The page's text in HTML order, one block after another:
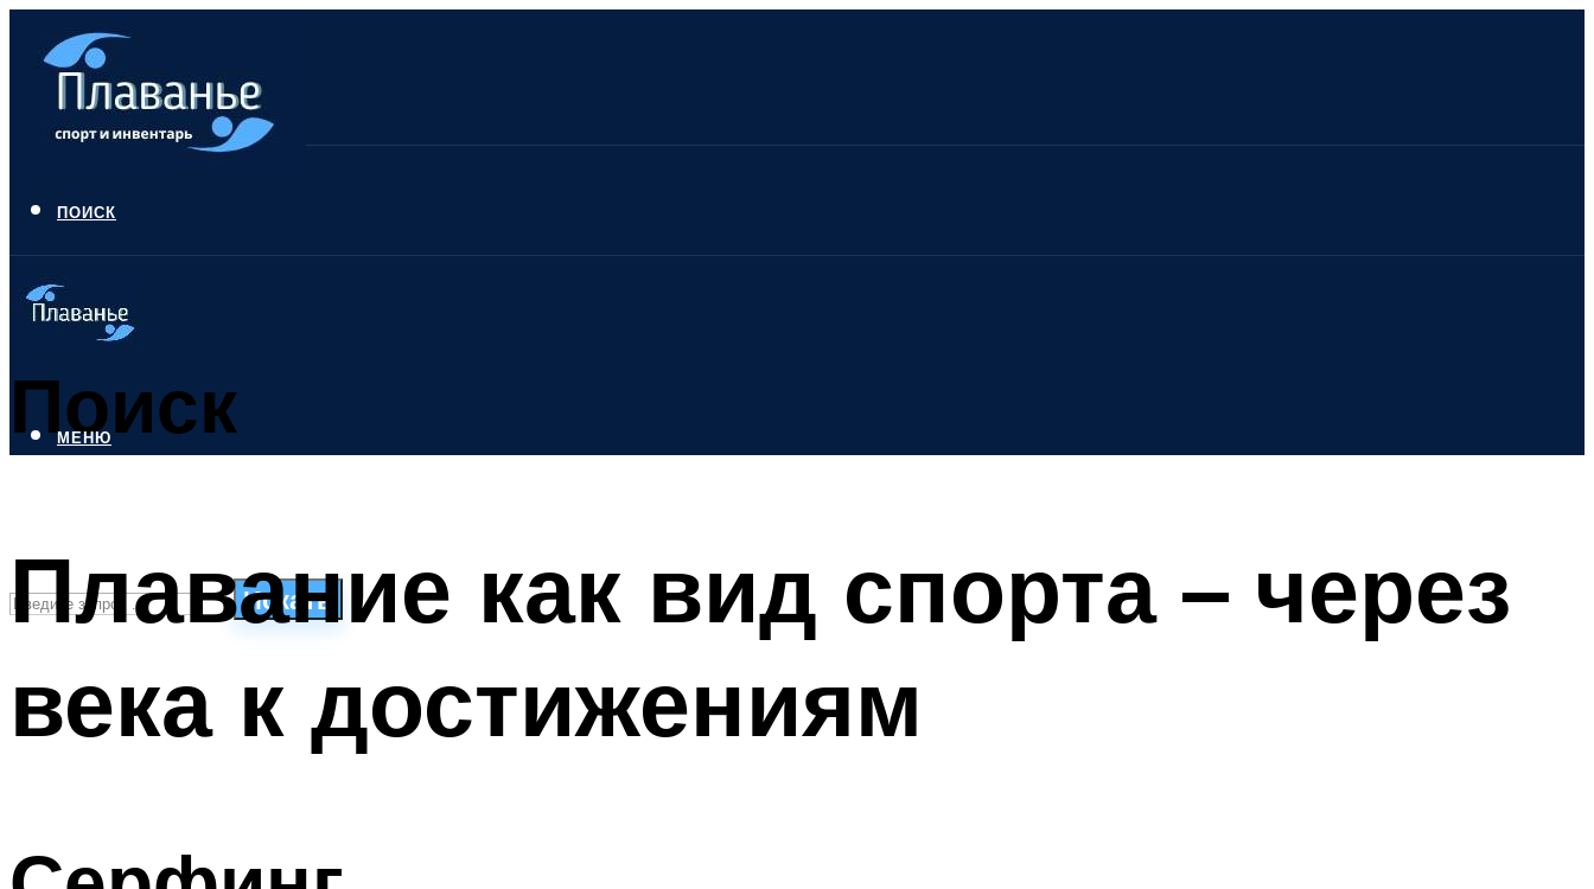
ПОИСК
Поиск
Искать
ПЛАВАНЬЕ ДЛЯ ДЕТЕЙ
ПЛАВАНЬЕ ДЛЯ ПОХУДЕНИЯ
МЕНЮ
Плавание как вид спорта – через
века к достижениям